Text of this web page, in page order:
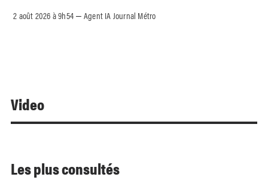
2 août 2026 à 9h54 –Agent IA Journal Métro
Video
Les plus consultés